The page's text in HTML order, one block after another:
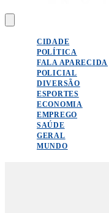
CIDADE
POLÍTICA
FALA APARECIDA
POLICIAL
DIVERSÃO
ESPORTES
ECONOMIA
EMPREGO
SAÚDE
GERAL
MUNDO